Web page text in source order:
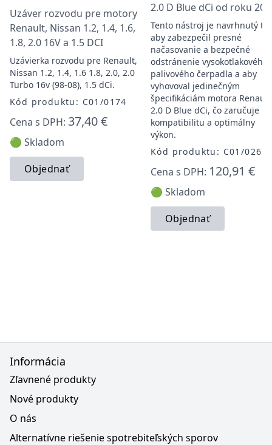
Uzáver rozvodu pre motory
Renault, Nissan 1.2, 1.4, 1.6,
1.8, 2.0 16V a 1.5 DCI
Uzávierka rozvodu pre Renault,
Nissan 1.2, 1.4, 1.6 1.8, 2.0, 2.0
Turbo 16v (98-08), 1.5 dCi.
Kód produktu: C01/0174
Cena s DPH: 37,40 €
🟢 Skladom
Objednať
2.0 D Blue dCi od roku
Tento nástroj je navrhnutý
aby zabezpečil presné
načasovanie a bezpečné
odstránenie vysokotlakového
palivového čerpadla a aby
vyhovoval jedinečným
špecifikáciám motora Renault
2.0 D Blue dCi, čo zaručuje
kompatibilitu a optimálny
výkon.
Kód produktu: C01/0261
Cena s DPH: 120,91 €
🟢 Skladom
Objednať
Informácia
Zľavnené produkty
Nové produkty
O nás
Alternatívne riešenie spotrebiteľských sporov